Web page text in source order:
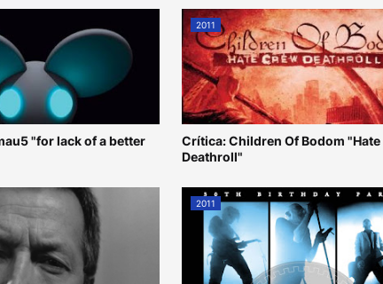
"for lack of a better
2011
Crítica: Children Of Bodom
Deathroll"
2011